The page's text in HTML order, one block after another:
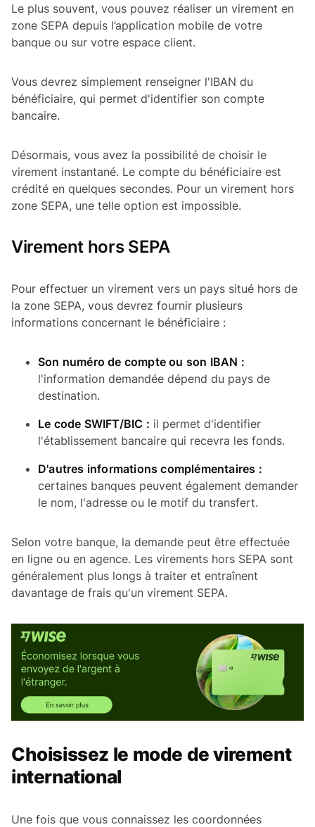
Le plus souvent, vous pouvez réaliser un virement en
zone SEPA depuis l’application mobile de votre
banque ou sur votre espace client.
Vous devrez simplement renseigner l'IBAN du
bénéficiaire, qui permet d'identifier son compte
bancaire.
Désormais, vous avez la possibilité de choisir le
virement instantané. Le compte du bénéficiaire est
crédité en quelques secondes. Pour un virement hors
zone SEPA, une telle option est impossible.
Virement hors SEPA
Pour effectuer un virement vers un pays situé hors de
la zone SEPA, vous devrez fournir plusieurs
informations concernant le bénéficiaire :
Son numéro de compte ou son IBAN :
l'information demandée dépend du pays de
destination.
Le code SWIFT/BIC : il permet d'identifier
l'établissement bancaire qui recevra les fonds.
D'autres informations complémentaires :
certaines banques peuvent également demander
le nom, l'adresse ou le motif du transfert.
Selon votre banque, la demande peut être effectuée
en ligne ou en agence. Les virements hors SEPA sont
généralement plus longs à traiter et entraînent
davantage de frais qu'un virement SEPA.
Choisissez le mode de virement
international
Une fois que vous connaissez les coordonnées